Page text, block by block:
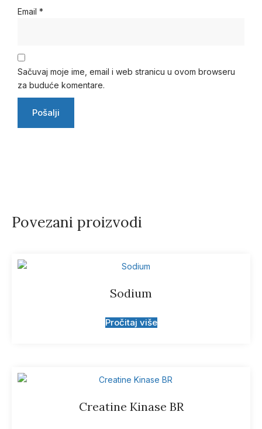
Email *
Sačuvaj moje ime, email i web stranicu u ovom browseru
za buduće komentare.
Povezani proizvodi
Sodium
Pročitaj više
Creatine Kinase BR